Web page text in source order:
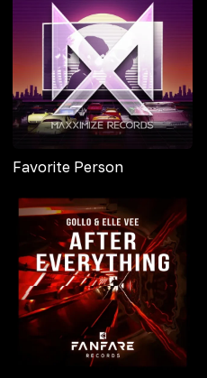
Favorite Person